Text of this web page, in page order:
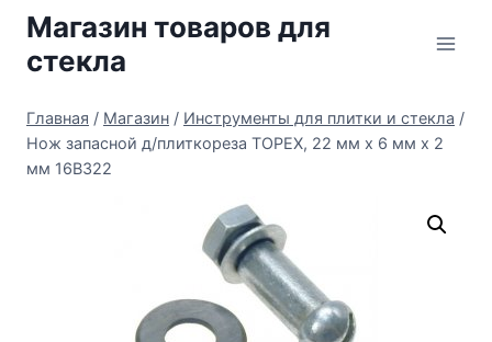
Перейти
содержимому
Магазин товаров для
стекла
Главная / Магазин / Инструменты для плитки и стекла /
Нож запасной д/плиткореза TOPEX, 22 мм x 6 мм x 2
мм 16B322